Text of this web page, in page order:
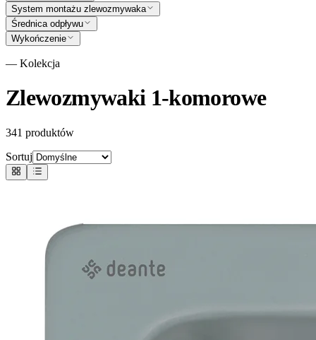
System montażu zlewozmywaka
Średnica odpływu
Wykończenie
— Kolekcja
Zlewozmywaki 1-komorowe
341 produktów
Sortuj